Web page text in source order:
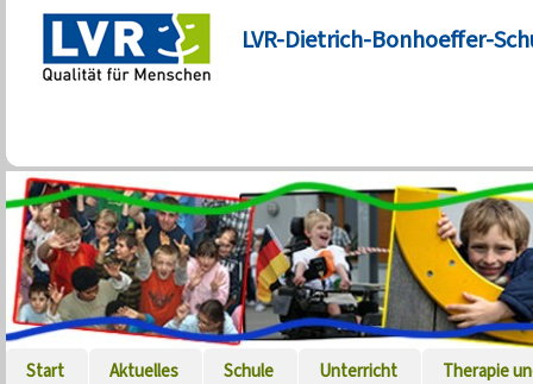
LVR-Dietrich-Bonhoeffer-
Start Aktuelles Schule Unterricht
Therapie